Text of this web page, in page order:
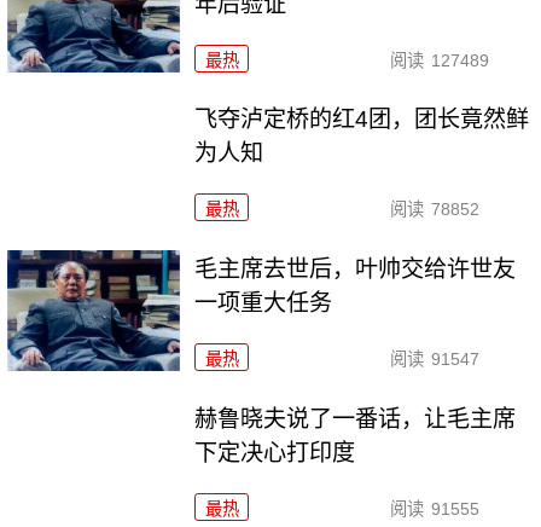
最热 阅读 127489
飞夺泸定桥的红4团，团长竟然鲜
为人知
最热 阅读 78852
毛主席去世后，叶帅交给许世友
一项重大任务
最热 阅读 91547
赫鲁晓夫说了一番话，让毛主席
下定决心打印度
最热 阅读 91555